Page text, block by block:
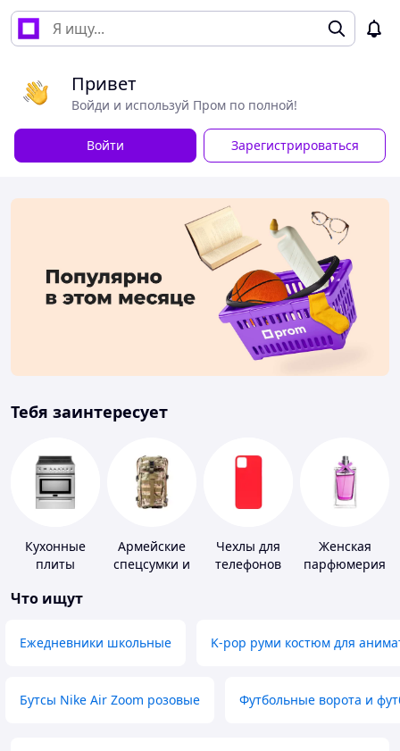
Привет
Войди и используй Пром по полной!
Войти Зарегистрироваться
Тебя заинтересует
Кухонные
плиты
Армейские
спецсумки и
Чехлы для
телефонов
Женская
парфюмерия
Что ищут
Ежедневники школьные K-pop руми костюм для
Бутсы Nike Air Zoom розовые Футбольные ворота и